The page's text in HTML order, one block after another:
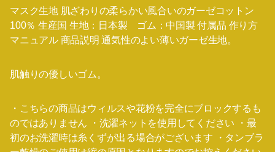
マスク生地 肌ざわりの柔らかい風合いのガーゼコットン
100％ 生産国 生地：日本製 ゴム：中国製 付属品 作り方
マニュアル 商品説明 通気性のよい薄いガーゼ生地。
肌触りの優しいゴム。
・こちらの商品はウィルスや花粉を完全にブロックするも
のではありません ・洗濯ネットを使用してください ・最
初のお洗濯時は糸くずが出る場合がございます ・タンブラ